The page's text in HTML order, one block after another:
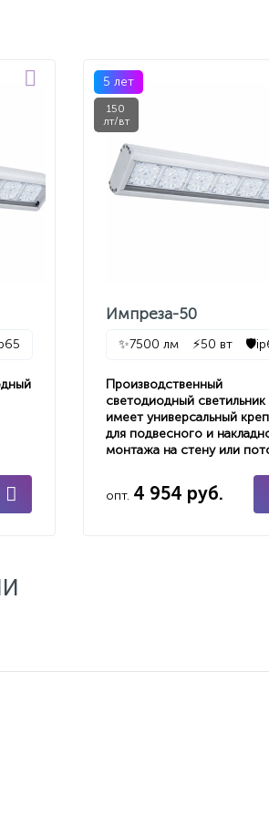
5 лет
150
лт/вт
Импреза-50
✨7500 лм ⚡50 вт 🛡️
Производственный
светодиодный светильник
имеет универсальный
для подвесного и
монтажа на стену или
опт. 4 954 руб.